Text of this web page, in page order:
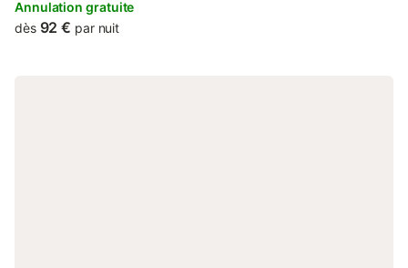
Bonsecours.
Annulation gratuite
dès 92 € par nuit